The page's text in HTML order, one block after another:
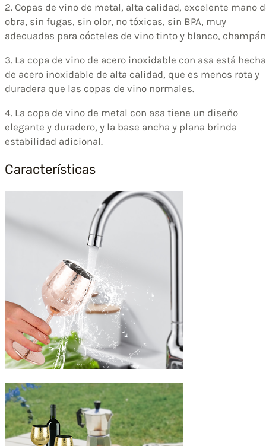
2. Copas de vino de metal, alta calidad, excelente mano
obra, sin fugas, sin olor, no tóxicas, sin BPA, muy
adecuadas para cócteles de vino tinto y blanco,
3. La copa de vino de acero inoxidable con asa está hecha
de acero inoxidable de alta calidad, que es menos rota y
duradera que las copas de vino normales.
4. La copa de vino de metal con asa tiene un diseño
elegante y duradero, y la base ancha y plana brinda
estabilidad adicional.
Características